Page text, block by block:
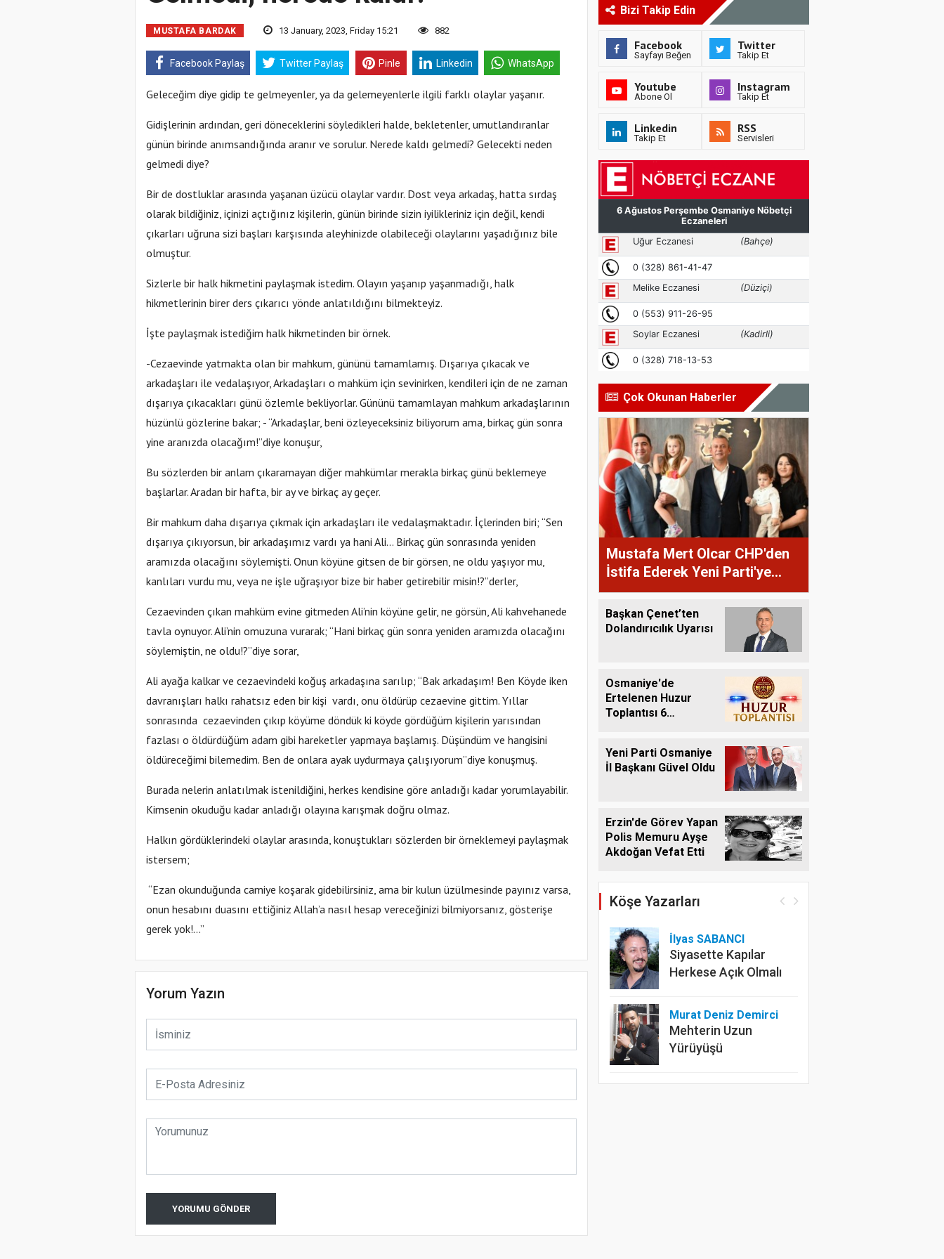
MUSTAFA BARDAK 13 January, 2023, Friday 15:21 882
Facebook Paylaş Twitter Paylaş Pinle Linkedin WhatsApp
Geleceğim diye gidip te gelmeyenler, ya da gelemeyenlerle ilgili farklı olaylar yaşanır.
Gidişlerinin ardından, geri döneceklerini söyledikleri halde, bekletenler, umutlandıranlar
günün birinde anımsandığında aranır ve sorulur. Nerede kaldı gelmedi? Gelecekti neden
gelmedi diye?
Bir de dostluklar arasında yaşanan üzücü olaylar vardır. Dost veya arkadaş, hatta sırdaş
olarak bildiğiniz, içinizi açtığınız kişilerin, günün birinde sizin iyilikleriniz için değil, kendi
çıkarları uğruna sizi başları karşısında aleyhinizde olabileceği olaylarını yaşadığınız bile
olmuştur.
Sizlerle bir halk hikmetini paylaşmak istedim. Olayın yaşanıp yaşanmadığı, halk
hikmetlerinin birer ders çıkarıcı yönde anlatıldığını bilmekteyiz.
İşte paylaşmak istediğim halk hikmetinden bir örnek.
-Cezaevinde yatmakta olan bir mahkum, gününü tamamlamış. Dışarıya çıkacak ve
arkadaşları ile vedalaşıyor, Arkadaşları o mahküm için sevinirken, kendileri için de ne zaman
dışarıya çıkacakları günü özlemle bekliyorlar. Gününü tamamlayan mahkum arkadaşlarının
hüzünlü gözlerine bakar; - “Arkadaşlar, beni özleyeceksiniz biliyorum ama, birkaç gün sonra
yine aranızda olacağım!”diye konuşur,
Bu sözlerden bir anlam çıkaramayan diğer mahkümlar merakla birkaç günü beklemeye
başlarlar. Aradan bir hafta, bir ay ve birkaç ay geçer.
Bir mahkum daha dışarıya çıkmak için arkadaşları ile vedalaşmaktadır. İçlerinden biri; “Sen
dışarıya çıkıyorsun, bir arkadaşımız vardı ya hani Ali… Birkaç gün sonrasında yeniden
aramızda olacağını söylemişti. Onun köyüne gitsen de bir görsen, ne oldu yaşıyor mu,
kanlıları vurdu mu, veya ne işle uğraşıyor bize bir haber getirebilir misin!?”derler,
Cezaevinden çıkan mahküm evine gitmeden Ali’nin köyüne gelir, ne görsün, Ali kahvehanede
tavla oynuyor. Ali’nin omuzuna vurarak; “Hani birkaç gün sonra yeniden aramızda olacağını
söylemiştin, ne oldu!?”diye sorar,
Ali ayağa kalkar ve cezaevindeki koğuş arkadaşına sarılıp; “Bak arkadaşım! Ben Köyde iken
davranışları halkı rahatsız eden bir kişi vardı, onu öldürüp cezaevine gittim. Yıllar
sonrasında cezaevinden çıkıp köyüme döndük ki köyde gördüğüm kişilerin yarısından
fazlası o öldürdüğüm adam gibi hareketler yapmaya başlamış. Düşündüm ve hangisini
öldüreceğimi bilemedim. Ben de onlara ayak uydurmaya çalışıyorum”diye konuşmuş.
Burada nelerin anlatılmak istenildiğini, herkes kendisine göre anladığı kadar yorumlayabilir.
Kimsenin okuduğu kadar anladığı olayına karışmak doğru olmaz.
Halkın gördüklerindeki olaylar arasında, konuştukları sözlerden bir örneklemeyi paylaşmak
istersem;
“Ezan okunduğunda camiye koşarak gidebilirsiniz, ama bir kulun üzülmesinde payınız varsa,
onun hesabını duasını ettiğiniz Allah’a nasıl hesap vereceğinizi bilmiyorsanız, gösterişe
gerek yok!...”
Yorum Yazın
YORUMU GÖNDER
Bizi Takip Edin
Facebook
Sayfayı Beğen
Twitter
Takip Et
Youtube
Abone Ol
Instagram
Takip Et
Linkedin
Takip Et
RSS
Servisleri
Çok Okunan Haberler
Mustafa Mert Olcar CHP'den
İstifa Ederek Yeni Parti'ye
Geçti
Başkan Çenet’ten
Dolandırıcılık Uyarısı
Osmaniye'de
Ertelenen Huzur
Toplantısı 6
Yeni Parti Osmaniye
İl Başkanı Güvel Oldu
Erzin'de Görev Yapan
Polis Memuru Ayşe
Akdoğan Vefat Etti
Köşe Yazarları
İlyas SABANCI
Siyasette Kapılar
Herkese Açık Olmalı
Murat Deniz Demirci
Mehterin Uzun
Yürüyüşü